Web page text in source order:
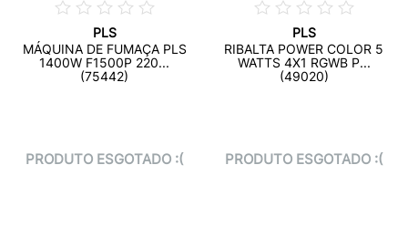
PLS
MÁQUINA DE FUMAÇA PLS
1400W F1500P 220...
(75442)
PRODUTO ESGOTADO :(
PLS
RIBALTA POWER COLOR 5
WATTS 4X1 RGWB P...
(49020)
PRODUTO ESGOTADO :(